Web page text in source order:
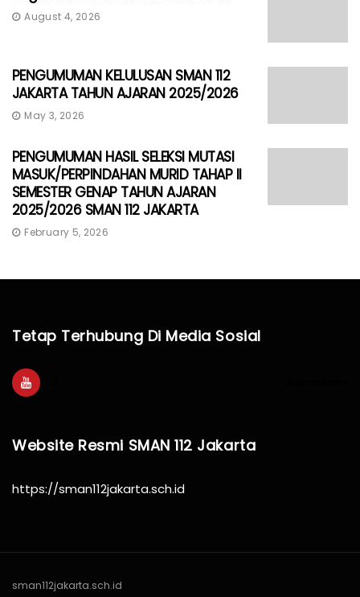
August 4, 2026
PENGUMUMAN KELULUSAN SMAN 112
JAKARTA TAHUN AJARAN 2025/2026
May 3, 2026
PENGUMUMAN HASIL SELEKSI MUTASI
MASUK/PERPINDAHAN MURID TAHAP II
SEMESTER GENAP TAHUN AJARAN
2025/2026 SMAN 112 JAKARTA
February 5, 2026
Tetap Terhubung Di Media Sosial
Website Resmi SMAN 112 Jakarta
https://sman112jakarta.sch.id
sman112jakarta.sch.id